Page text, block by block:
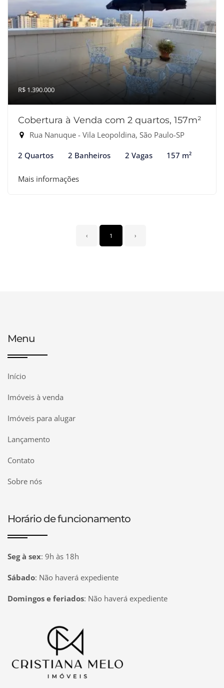
R$ 1.390.000
Cobertura à Venda com 2 quartos, 157m²
Rua Nanuque - Vila Leopoldina, São Paulo-SP
2 Quartos 2 Banheiros 2 Vagas 157 m²
Mais informações
‹ 1 ›
Menu
Início
Imóveis à venda
Imóveis para alugar
Lançamento
Contato
Sobre nós
Horário de funcionamento
Seg à sex: 9h às 18h
Sábado: Não haverá expediente
Domingos e feriados: Não haverá expediente
Página inicial